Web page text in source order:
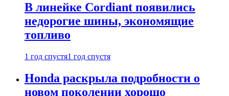
В линейке Cordiant появились
недорогие шины, экономящие
топливо
1 год спустя1 год спустя
Honda раскрыла подробности о
новом поколении хорошо